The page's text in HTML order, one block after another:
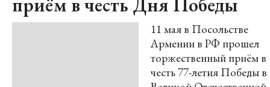
приём в честь Дня Победы
11 мая в Посольстве
Армении в РФ прошел
торжественный приём в
честь 77-летия Победы в